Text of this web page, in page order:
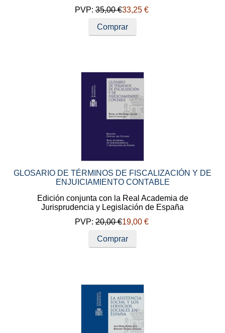
PVP:35,00 €33,25 €
Comprar
GLOSARIO DE TÉRMINOS DE FISCALIZACIÓN Y DE
ENJUICIAMIENTO CONTABLE
Edición conjunta con la Real Academia de
Jurisprudencia y Legislación de España
PVP:20,00 €19,00 €
Comprar